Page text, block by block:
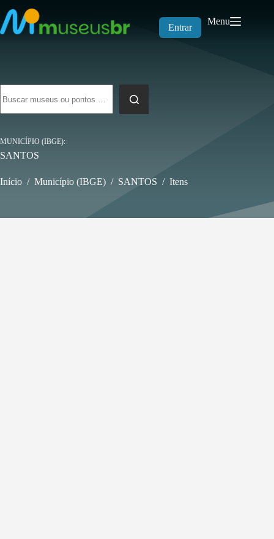
para
o
conteúdo
Entrar
Menu
resultados
MUNICÍPIO (IBGE)
SANTOS
Início / Município (IBGE) / SANTOS / Itens